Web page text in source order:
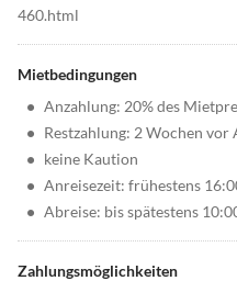
460.html
Mietbedingungen
• Anzahlung: 20% des
• Restzahlung: 2 Wochen vor
• keine Kaution
• Anreisezeit: frühestens
• Abreise: bis spätestens
Zahlungsmöglichkeiten